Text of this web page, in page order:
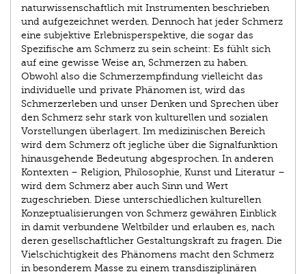
naturwissenschaftlich mit Instrumenten beschrieben
und aufgezeichnet werden. Dennoch hat jeder Schmerz
eine subjektive Erlebnisperspektive, die sogar das
Spezifische am Schmerz zu sein scheint: Es fühlt sich
auf eine gewisse Weise an, Schmerzen zu haben.
Obwohl also die Schmerzempfindung vielleicht das
individuelle und private Phänomen ist, wird das
Schmerzerleben und unser Denken und Sprechen über
den Schmerz sehr stark von kulturellen und sozialen
Vorstellungen überlagert. Im medizinischen Bereich
wird dem Schmerz oft jegliche über die Signalfunktion
hinausgehende Bedeutung abgesprochen. In anderen
Kontexten – Religion, Philosophie, Kunst und Literatur –
wird dem Schmerz aber auch Sinn und Wert
zugeschrieben. Diese unterschiedlichen kulturellen
Konzeptualisierungen von Schmerz gewähren Einblick
in damit verbundene Weltbilder und erlauben es, nach
deren gesellschaftlicher Gestaltungskraft zu fragen. Die
Vielschichtigkeit des Phänomens macht den Schmerz
in besonderem Masse zu einem transdisziplinären